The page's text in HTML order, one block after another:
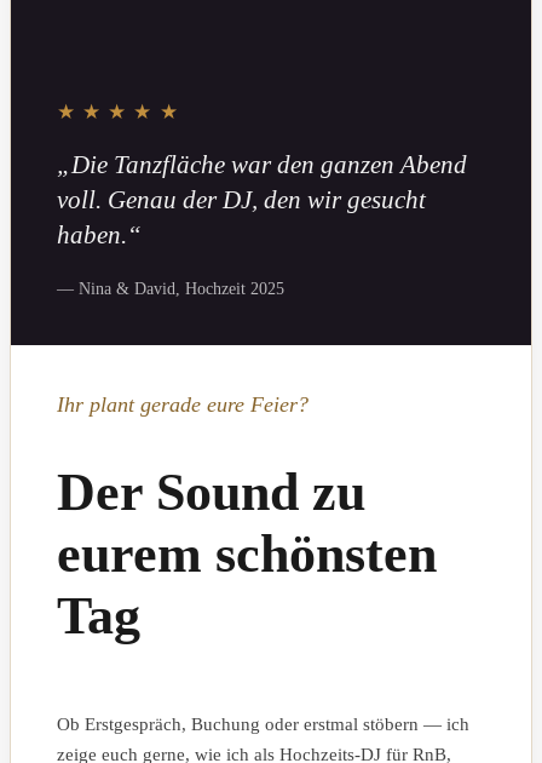
★★★★★
„Die Tanzfläche war den ganzen Abend
voll. Genau der DJ, den wir gesucht
haben.“
— Nina & David, Hochzeit 2025
Ihr plant gerade eure Feier?
Der Sound zu
eurem schönsten
Tag
Ob Erstgespräch, Buchung oder erstmal stöbern — ich
zeige euch gerne, wie ich als Hochzeits-DJ für RnB,